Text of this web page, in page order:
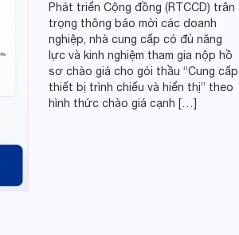
Phát triển Cộng đồng (RTCCD) trân
trọng thông báo mời các doanh
nghiệp, nhà cung cấp có đủ năng
lực và kinh nghiệm tham gia nộp hồ
sơ chào giá cho gói thầu “Cung cấp
thiết bị trình chiếu và hiển thị” theo
hình thức chào giá cạnh […]